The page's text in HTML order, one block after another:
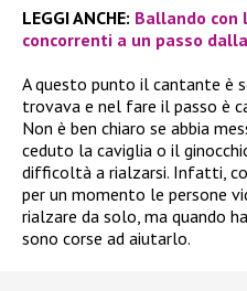
LEGGI ANCHE: Ballando
concorrenti a un passo
A questo punto il cantante è
trovava e nel fare il passo è
Non è ben chiaro se abbia
ceduto la caviglia o il
difficoltà a rialzarsi. Infatti,
per un momento le persone
rialzare da solo, ma quando
sono corse ad aiutarlo.